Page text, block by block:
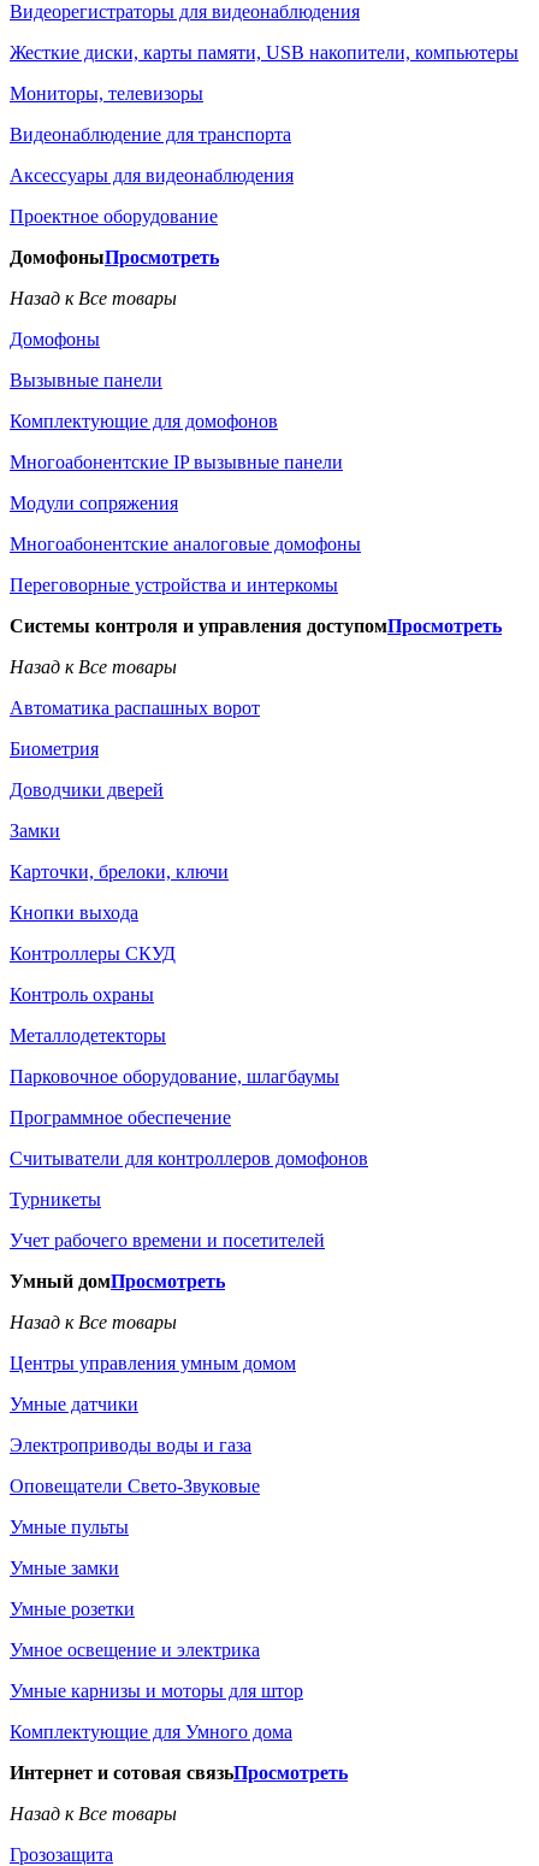
Видеорегистраторы для видеонаблюдения
Жесткие диски, карты памяти, USB накопители, компьютеры
Мониторы, телевизоры
Видеонаблюдение для транспорта
Аксессуары для видеонаблюдения
Проектное оборудование
ДомофоныПросмотреть
Назад к Все товары
Домофоны
Вызывные панели
Комплектующие для домофонов
Многоабонентские IP вызывные панели
Модули сопряжения
Многоабонентские аналоговые домофоны
Переговорные устройства и интеркомы
Системы контроля и управления доступомПросмотреть
Назад к Все товары
Автоматика распашных ворот
Биометрия
Доводчики дверей
Замки
Карточки, брелоки, ключи
Кнопки выхода
Контроллеры СКУД
Контроль охраны
Металлодетекторы
Парковочное оборудование, шлагбаумы
Программное обеспечение
Считыватели для контроллеров домофонов
Турникеты
Учет рабочего времени и посетителей
Умный домПросмотреть
Назад к Все товары
Центры управления умным домом
Умные датчики
Электроприводы воды и газа
Оповещатели Свето-Звуковые
Умные пульты
Умные замки
Умные розетки
Умное освещение и электрика
Умные карнизы и моторы для штор
Комплектующие для Умного дома
Интернет и сотовая связьПросмотреть
Назад к Все товары
Грозозащита